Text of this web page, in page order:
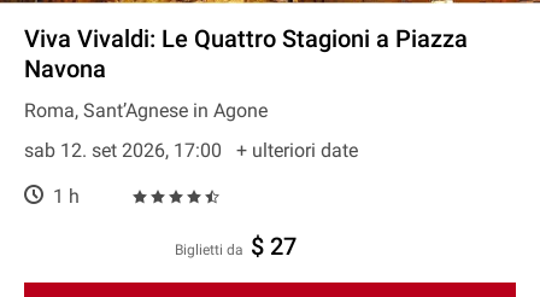
Viva Vivaldi: Le Quattro Stagioni a Piazza
Navona
Roma, Sant’Agnese in Agone
sab 12. set 2026, 17:00
+ ulteriori date
1 h
Biglietti da $ 27